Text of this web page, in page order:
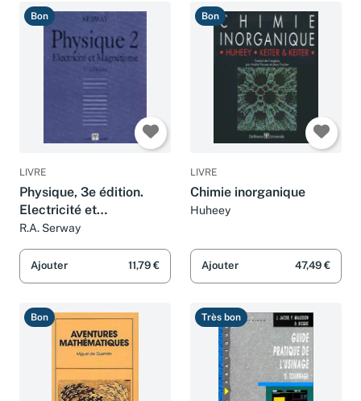
Bon
LIVRE
Physique, 3e édition.
Electricité et
magnétisme, volume 2
R.A. Serway
Ajouter 11,79 €
Bon
LIVRE
Chimie inorganique
Huheey
Ajouter 47,49 €
Bon Très bon